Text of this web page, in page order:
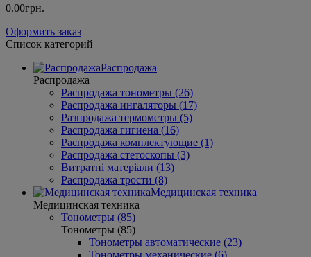
0.00грн.
Оформить заказ
Список категорий
Распродажа
Распродажа
Распродажа тонометры (26)
Распродажа ингаляторы (17)
Разпродажа термометры (5)
Распродажа гигиена (16)
Распродажа комплектующие (1)
Распродажа стетоскопы (3)
Витратні матеріали (13)
Распродажа трости (8)
Медицинская техника
Медицинская техника
Тонометры (85)
Тонометры (85)
Тонометры автоматические (23)
Тонометры механические (6)